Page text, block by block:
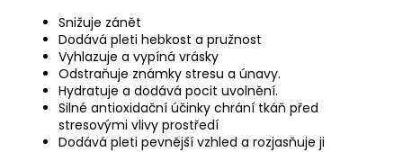
Snižuje zánět
Dodává pleti hebkost a pružnost
Vyhlazuje a vypíná vrásky
Odstraňuje známky stresu a únavy.
Hydratuje a dodává pocit uvolnění.
Silné antioxidační účinky chrání tkáň před
stresovými vlivy prostředí
Dodává pleti pevnější vzhled a rozjasňuje ji